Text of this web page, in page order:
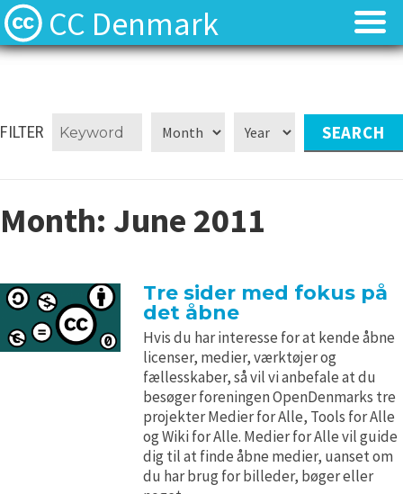
CC Denmark
Hvad er Creative Commons?
Kontakt
Materialer
Kilder
H5P and Creative Commons
Hvad er Creative Commons?
Kontakt
Materialer
Kilder
H5P and Creative Commons
FILTER
Month: June 2011
Tre sider med fokus på
det åbne
Hvis du har interesse for at kende åbne
licenser, medier, værktøjer og
fællesskaber, så vil vi anbefale at du
besøger foreningen OpenDenmarks tre
projekter Medier for Alle, Tools for Alle
og Wiki for Alle. Medier for Alle vil guide
dig til at finde åbne medier, uanset om
du har brug for billeder, bøger eller